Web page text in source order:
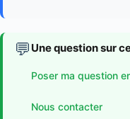
💬 Une question sur
Poser ma question
Nous contacter